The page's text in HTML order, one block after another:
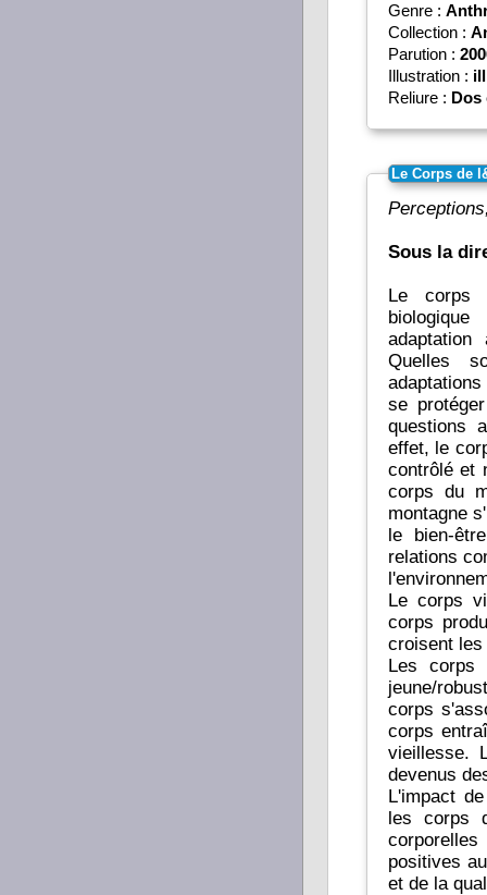
Genre :
Collection :
Parution :
Illustration :
Reliure : Dos
Le Corps de
Sous la
Le corps
Quelles
se
questions
effet, le
contrôlé et
corps du
montagne
le bien-
relations
Le corps
corps
croisent
Les corps
jeune/
corps
corps
vieillesse.
devenus
L'impact
les corps
positives
et de la